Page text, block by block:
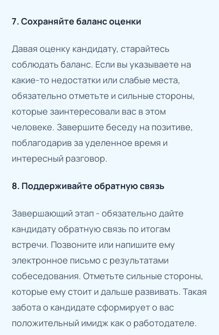
7. Сохраняйте баланс оценки
Давая оценку кандидату, старайтесь
соблюдать баланс. Если вы указываете на
какие-то недостатки или слабые места,
обязательно отметьте и сильные стороны,
которые заинтересовали вас в этом
человеке. Завершите беседу на позитиве,
поблагодарив за уделенное время и
интересный разговор.
8. Поддерживайте обратную связь
Завершающий этап - обязательно дайте
кандидату обратную связь по итогам
встречи. Позвоните или напишите ему
электронное письмо с результатами
собеседования. Отметьте сильные стороны,
которые ему стоит и дальше развивать. Такая
забота о кандидате сформирует о вас
положительный имидж как о работодателе.